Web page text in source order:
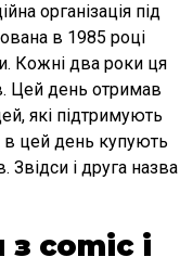
організація під
в 1985 році
Кожні два роки ця
Цей день отримав
які підтримують
в цей день купують
Звідси і друга назва
з comic i